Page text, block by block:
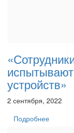
устройств»
2 сентября, 2022
Подробнее